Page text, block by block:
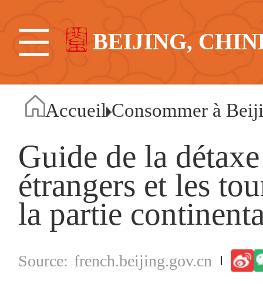
BEIJING,
Accueil Consommer à
Guide de la
étrangers et les
la partie
french.beijing.gov.cn